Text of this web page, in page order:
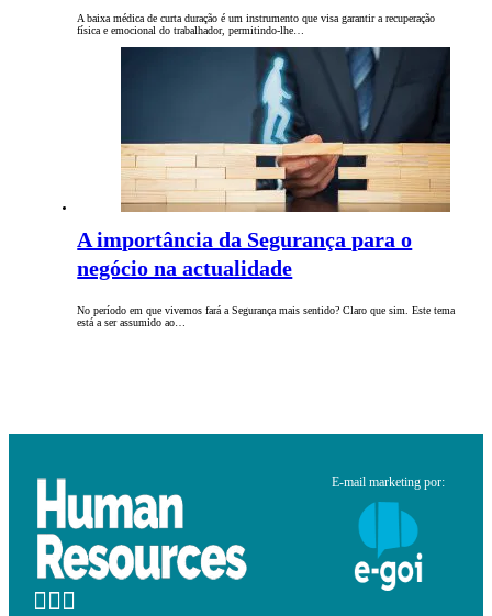
A baixa médica de curta duração é um instrumento que visa garantir a recuperação
física e emocional do trabalhador, permitindo-lhe…
A importância da Segurança para o
negócio na actualidade
No período em que vivemos fará a Segurança mais sentido? Claro que sim. Este tema
está a ser assumido ao…
E-mail marketing por: